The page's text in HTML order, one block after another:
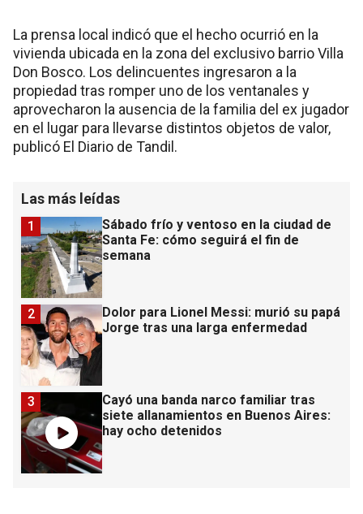
La prensa local indicó que el hecho ocurrió en la
vivienda ubicada en la zona del exclusivo barrio Villa
Don Bosco. Los delincuentes ingresaron a la
propiedad tras romper uno de los ventanales y
aprovecharon la ausencia de la familia del ex jugador
en el lugar para llevarse distintos objetos de valor,
publicó El Diario de Tandil.
Las más leídas
Sábado frío y ventoso en la ciudad de
Santa Fe: cómo seguirá el fin de
semana
1
Dolor para Lionel Messi: murió su papá
Jorge tras una larga enfermedad
2
Cayó una banda narco familiar tras
siete allanamientos en Buenos Aires:
hay ocho detenidos
3